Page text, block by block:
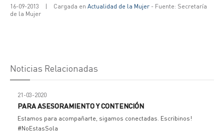
16-09-2013 | Cargada en Actualidad de la Mujer - Fuente: Secretaría
de la Mujer
Noticias Relacionadas
21-03-2020
PARA ASESORAMIENTO Y CONTENCIÓN
Estamos para acompañarte, sigamos conectadas. Escribinos!
#NoEstasSola